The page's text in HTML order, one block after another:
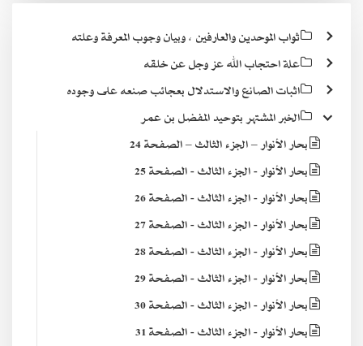
ثواب الموحدين والعارفين ، وبيان وجوب المعرفة وعلته
علة احتجاب الله عز وجل عن خلقه
اثبات الصانع والاستدلال بعجائب صنعه على وجوده
الخبر المشتهر بتوحيد المفضل بن عمر
بحار الأنوار – الجزء الثالث – الصفحة 24
بحار الأنوار - الجزء الثالث - الصفحة 25
بحار الأنوار - الجزء الثالث - الصفحة 26
بحار الأنوار - الجزء الثالث - الصفحة 27
بحار الأنوار - الجزء الثالث - الصفحة 28
بحار الأنوار - الجزء الثالث - الصفحة 29
بحار الأنوار - الجزء الثالث - الصفحة 30
بحار الأنوار - الجزء الثالث - الصفحة 31